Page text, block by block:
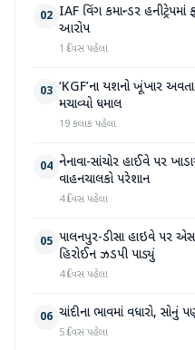
02 IAF વિંગ કમાન્ડર
આરોપ
1 દિવસ પહેલા
03 ‘KGF’ના યશનો ખૂંખાર
મચાવ્યો ધમાલ
19 કલાક પહેલા
04 નેનાવા-સાંચોર હાઈવે પર
વાહનચાલકો પરેશાન
4 દિવસ પહેલા
05 પાલનપુર-ડીસા હાઇવે પર
હિરોઈન ઝડપી પાડ્યું
4 દિવસ પહેલા
06 ચાંદીના ભાવમાં વધારો, સોનું
5 દિવસ પહેલા